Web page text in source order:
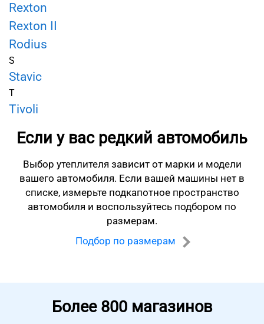
Rexton
Rexton II
Rodius
S
Stavic
T
Tivoli
Если у вас редкий автомобиль
Выбор утеплителя зависит от марки и модели
вашего автомобиля. Если вашей машины нет в
списке, измерьте подкапотное пространство
автомобиля и воспользуйтесь подбором по
размерам.
Подбор по размерам
Более 800 магазинов